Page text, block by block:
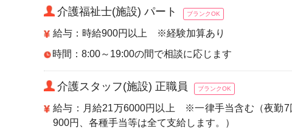
介護福祉士(施設) パート ブランクOK
給与：時給900円以上 ※経験加算あり
時間：8:00～19:00の間で相談に応じます
介護スタッフ(施設) 正職員 ブランクOK
給与：月給21万6000円以上 ※一律手当含む（夜勤
900円、各種手当等は全て支給します。）